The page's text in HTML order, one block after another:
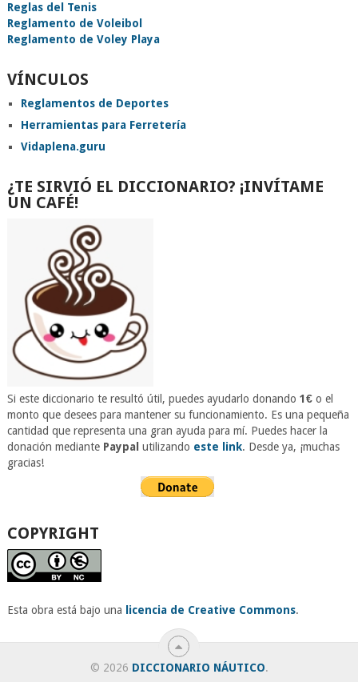
Reglas del Tenis
Reglamento de Voleibol
Reglamento de Voley Playa
VÍNCULOS
Reglamentos de Deportes
Herramientas para Ferretería
Vidaplena.guru
¿TE SIRVIÓ EL DICCIONARIO? ¡INVÍTAME
UN CAFÉ!
Si este diccionario te resultó útil, puedes ayudarlo donando 1€o el
monto que desees para mantener su funcionamiento. Es una pequeña
cantidad que representa una gran ayuda para mí. Puedes hacer la
donación mediante Paypal utilizando este link. Desde ya, ¡muchas
gracias!
COPYRIGHT
Esta obra está bajo una licencia de Creative Commons.
© 2026 DICCIONARIO NÁUTICO.